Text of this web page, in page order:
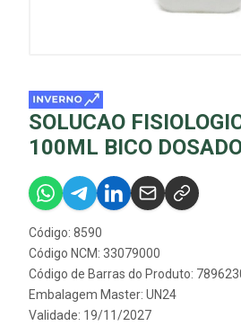
SOLUCAO
100ML BICO
Código: 8590
Código NCM: 33079000
Código de Barras do Produto:
Embalagem Master: UN24
Validade: 19/11/2027